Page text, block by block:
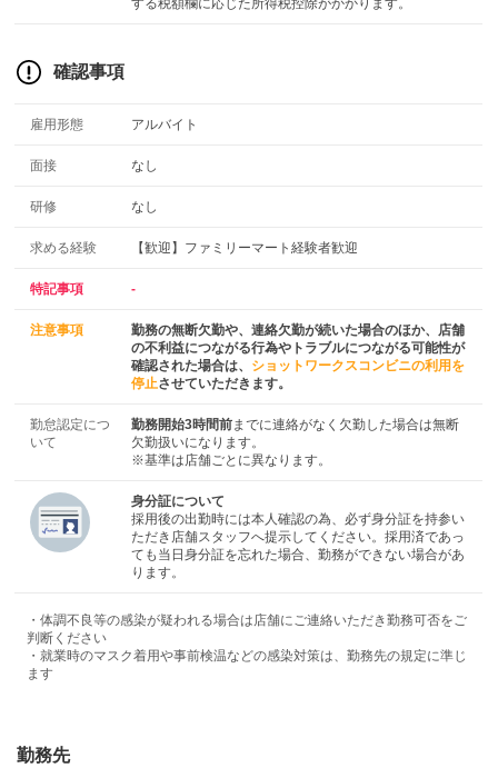
確認事項
雇用形態 アルバイト
面接 なし
研修 なし
求める経験 【歓迎】ファミリーマート経験者歓迎
特記事項 -
注意事項
勤務の無断欠勤や、連絡欠勤が続いた場合のほか、店舗
の不利益につながる行為やトラブルにつながる可能性が
確認された場合は、 ショットワークスコンビニの利用を
停止させていただきます。
勤怠認定につ
いて
勤務開始3時間前までに連絡がなく欠勤した場合は無断
欠勤扱いになります。
※基準は店舗ごとに異なります。
身分証について
採用後の出勤時には本人確認の為、必ず身分証を持参い
ただき店舗スタッフへ提示してください。採用済であっ
ても当日身分証を忘れた場合、勤務ができない場合があ
ります。
・体調不良等の感染が疑われる場合は店舗にご連絡いただき勤務可否をご
判断ください
・就業時のマスク着用や事前検温などの感染対策は、勤務先の規定に準じ
ます
勤務先